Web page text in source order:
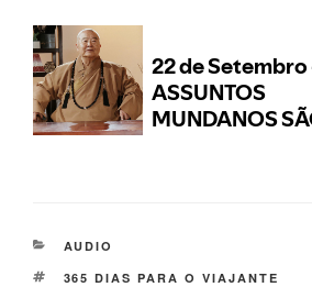
AUDIO
365 DIAS PARA O VIAJANTE